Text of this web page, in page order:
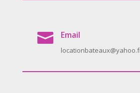
 Email